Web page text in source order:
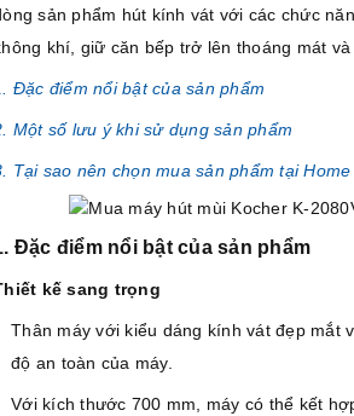
sản phẩm hút kính vát với các chức
khí, giữ căn bếp trở lên thoáng mát
Đặc điểm nổi bật của sản phẩm
Một số lưu ý khi sử dụng sản phẩm
Tại sao nên chọn mua sản phẩm tại Home
Đặc điểm nổi bật của sản phẩm
kế sang trọng
Thân máy với kiểu dáng kính vát đẹp mắt
độ an toàn của máy.
Với kích thước 700 mm, máy có thể kết